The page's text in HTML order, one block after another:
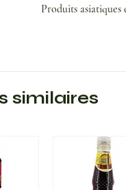
Produits
similaires